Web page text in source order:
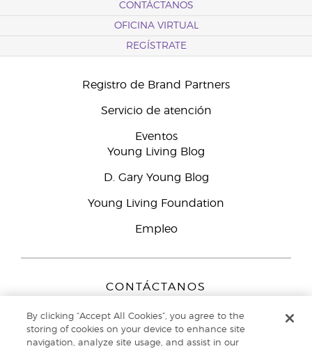
CONTÁCTANOS
OFICINA VIRTUAL
REGÍSTRATE
Registro de Brand Partners
Servicio de atención
Eventos
Young Living Blog
D. Gary Young Blog
Young Living Foundation
Empleo
CONTÁCTANOS
Peizerweg 97
9727 AJ Groningen
By clicking “Accept All Cookies”, you agree to the
storing of cookies on your device to enhance site
navigation, analyze site usage, and assist in our